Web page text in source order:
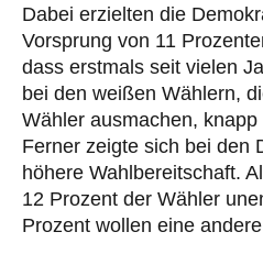
Dabei erzielten die
Vorsprung von 11
dass erstmals seit vielen
bei den weißen Wählern,
Wähler ausmachen,
Ferner zeigte sich bei den
höhere Wahlbereitschaft.
12 Prozent der Wähler
Prozent wollen eine